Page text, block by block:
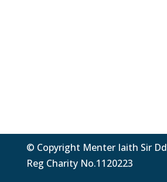
© Copyright Menter Iaith Sir
Reg Charity No.1120223